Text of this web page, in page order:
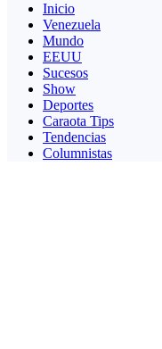
Inicio
Venezuela
Mundo
EEUU
Sucesos
Show
Deportes
Caraota Tips
Tendencias
Columnistas